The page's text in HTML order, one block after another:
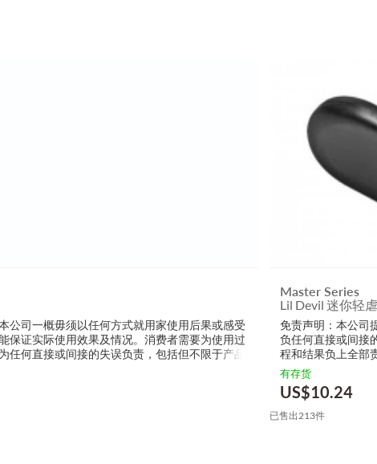
公司一概毋须以任何方式就用家使用后果或感受
保证实际使用效果及情况。消费者需要为使用过
何直接或间接的失误负责，包括但不限于产品
Master Series
Lil Devil 迷你轻
免责声明：本公司
负任何直接或间接
程和结果负上全部
的损毁，受伤或者
有存货
US$10.24
已售出213件